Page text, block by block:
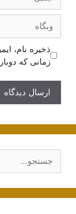
وبگاه
ذخیره نام،
زمانی که